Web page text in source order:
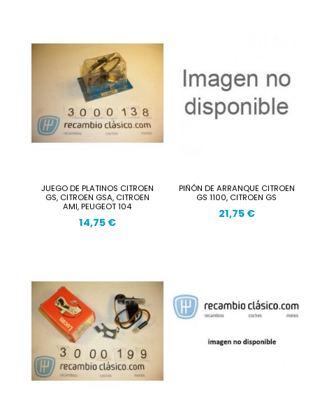
JUEGO DE PLATINOS CITROEN
GS, CITROEN GSA, CITROEN
AMI, PEUGEOT 104
14,75 €
PIÑÓN DE ARRANQUE CITROEN
GS 1100, CITROEN GS
21,75 €